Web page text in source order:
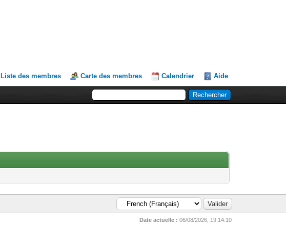
Liste des membres Carte des membres Calendrier Aide
Date actuelle : 06/08/2026, 19:14:10